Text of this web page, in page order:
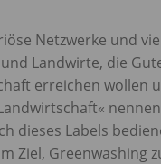
Netzwerke und
Landwirte, die
erreichen wollen
dieses Labels
Ziel, Greenwashing